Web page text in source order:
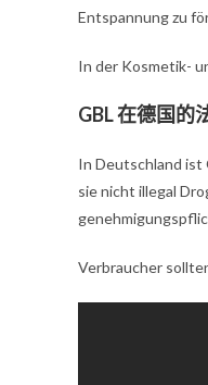
Entspannung zu
In der Kosmetik-
GBL 在德国的
In Deutschland ist
sie nicht illegal
Verbraucher